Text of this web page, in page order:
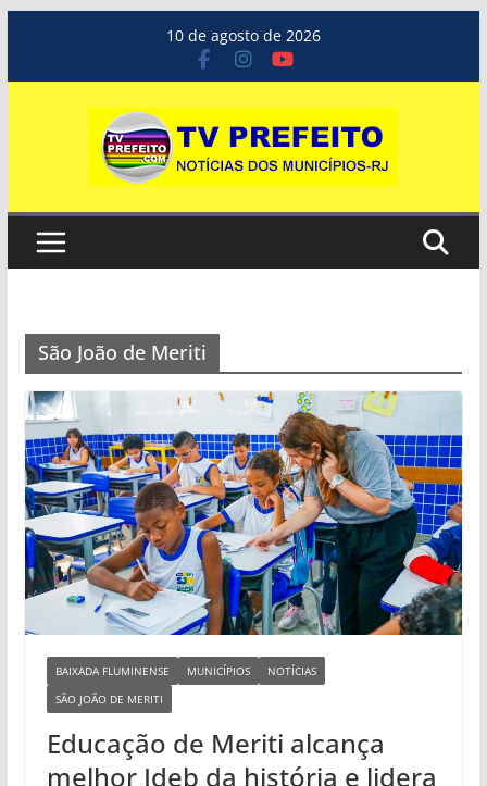
o
10 de agosto de 2026
São João de Meriti
BAIXADA FLUMINENSE MUNICÍPIOS
NOTÍCIAS
SÃO JOÃO DE MERITI
Educação de Meriti alcança
melhor Ideb da história e lidera